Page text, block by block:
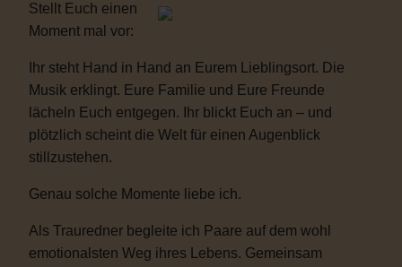
Stellt Euch einen
Moment mal vor:
Ihr steht Hand in Hand an Eurem Lieblingsort. Die
Musik erklingt. Eure Familie und Eure Freunde
lächeln Euch entgegen. Ihr blickt Euch an – und
plötzlich scheint die Welt für einen Augenblick
stillzustehen.
Genau solche Momente liebe ich.
Als Trauredner begleite ich Paare auf dem wohl
emotionalsten Weg ihres Lebens. Gemeinsam